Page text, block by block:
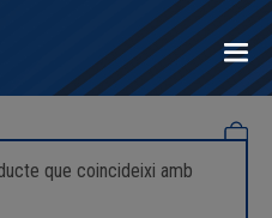
que coincideixi amb